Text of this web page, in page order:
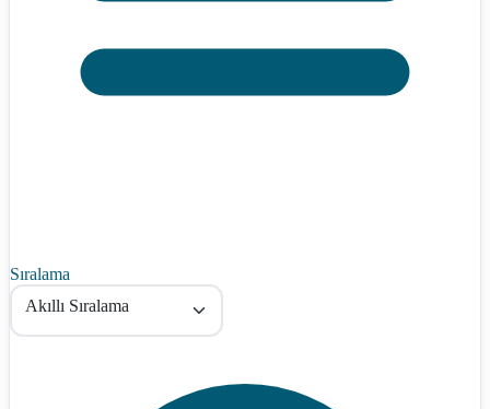
Sıralama
Akıllı Sıralama